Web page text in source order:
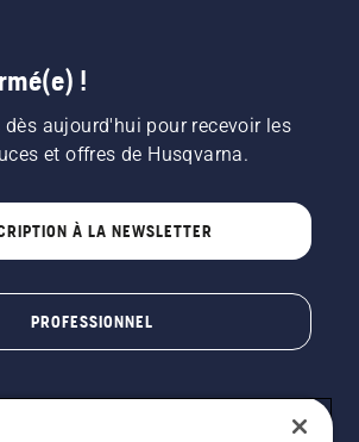
!
dès aujourd'hui pour recevoir les
et offres de Husqvarna.
À LA NEWSLETTER
PROFESSIONNEL